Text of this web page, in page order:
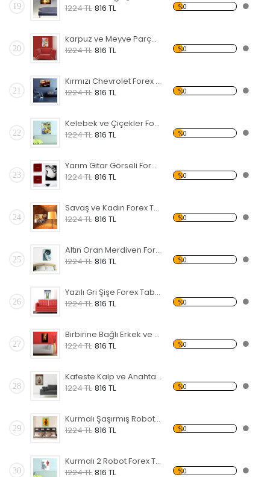
19
1224 TL 816 TL %0
20
karpuz ve Meyve Parçaları Forex Tablo
1224 TL 816 TL %0
21
Kırmızı Chevrolet Forex Tablo
1224 TL 816 TL %0
22
Kelebek ve Çiçekler Forex Tablo
1224 TL 816 TL %0
23
Yarım Gitar Görseli Forex Tablo
1224 TL 816 TL %0
24
Savaş ve Kadın Forex Tablo
1224 TL 816 TL %0
25
Altın Oran Merdiven Forex Tablo
1224 TL 816 TL %0
26
Yazılı Gri Şişe Forex Tablo
1224 TL 816 TL %0
27
Birbirine Bağlı Erkek ve Kadın Eli Forex Tablo
1224 TL 816 TL %0
28
Kafeste Kalp ve Anahtar Forex Tablo
1224 TL 816 TL %0
29
Kurmalı Şaşırmış Robot Forex Tablo
1224 TL 816 TL %0
30
Kurmalı 2 Robot Forex Tablo
1224 TL 816 TL %0